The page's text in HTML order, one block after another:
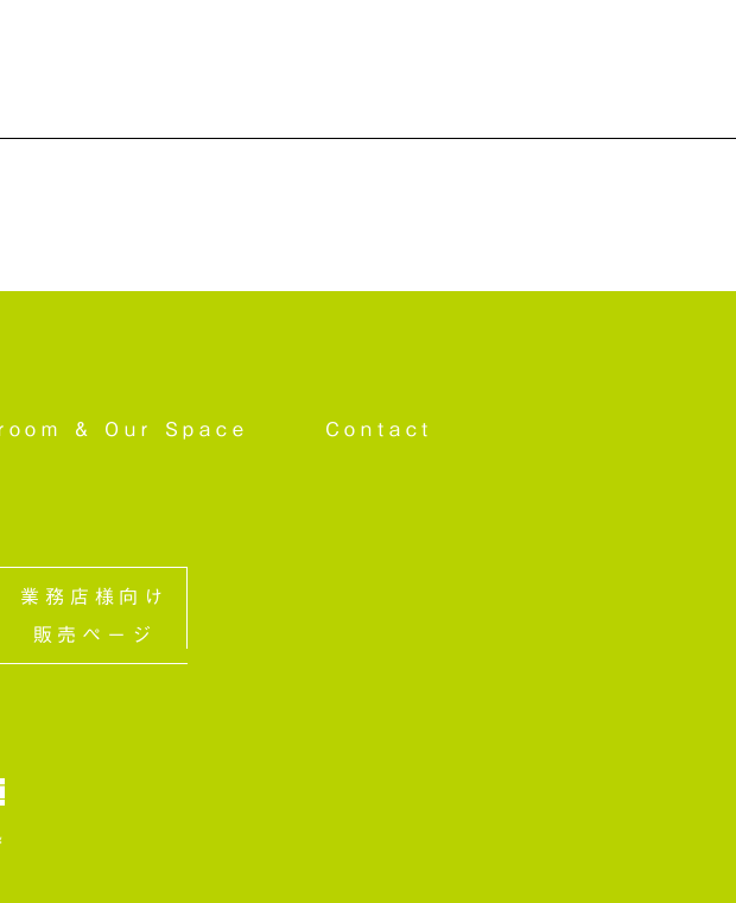
& Our Space Contact
業務店様向け
販売ページ